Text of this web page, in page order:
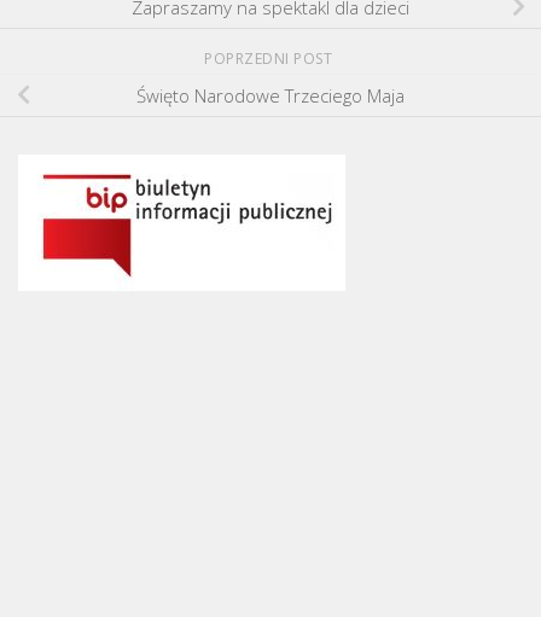
Zapraszamy na spektakl dla dzieci
POPRZEDNI POST
Święto Narodowe Trzeciego Maja